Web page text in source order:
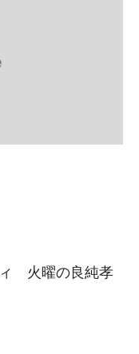
ィ 火曜の良純孝